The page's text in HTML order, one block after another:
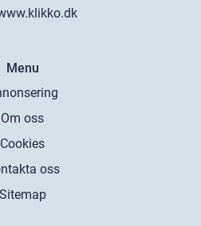
Menu
Om oss
Cookies
oss
Sitemap